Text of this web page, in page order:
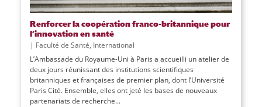
Renforcer la coopération franco-britannique pour
l’innovation en santé
| Faculté de Santé, International
L’Ambassade du Royaume-Uni à Paris a accueilli un atelier de
deux jours réunissant des institutions scientifiques
britanniques et françaises de premier plan, dont l’Université
Paris Cité. Ensemble, elles ont jeté les bases de nouveaux
partenariats de recherche...